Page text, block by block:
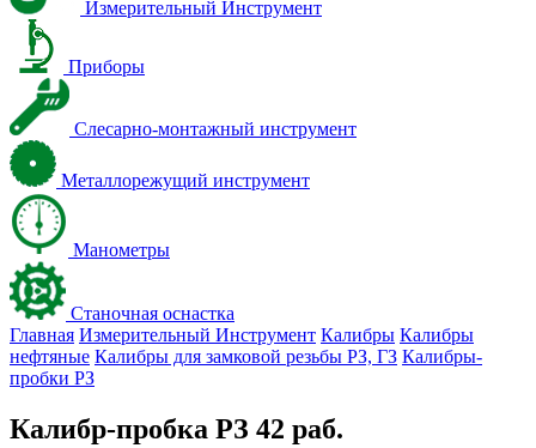
Измерительный Инструмент
Приборы
Слесарно-монтажный инструмент
Металлорежущий инструмент
Манометры
Станочная оснастка
Главная Измерительный Инструмент Калибры Калибры
нефтяные Калибры для замковой резьбы PЗ, ГЗ Калибры-
пробки PЗ
Калибр-пробка РЗ 42 раб.